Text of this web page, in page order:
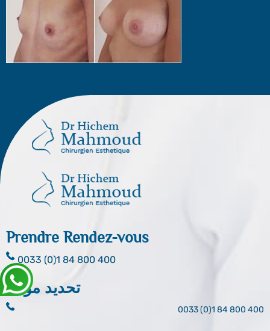
Prendre Rendez-vous
0033 (0)1 84 800 400
تحديد موعد
0033 (0)1 84 800 400